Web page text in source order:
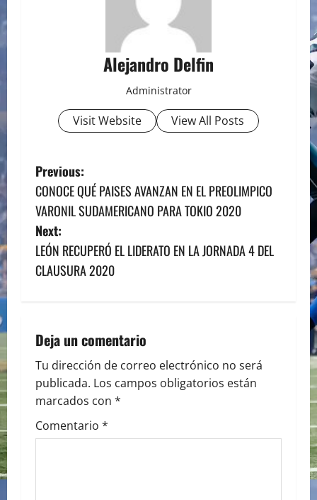
Alejandro Delfin
Administrator
Visit Website View All Posts
P
o
s
t
v
i
g
a
Previous:
CONOCE QUÉ PAISES AVANZAN EN EL PREOLIMPICO
VARONIL SUDAMERICANO PARA TOKIO 2020
Next:
LEÓN RECUPERÓ EL LIDERATO EN LA JORNADA 4 DEL
CLAUSURA 2020
Deja un comentario
Tu dirección de correo electrónico no será
publicada. Los campos obligatorios están
marcados con *
Comentario *